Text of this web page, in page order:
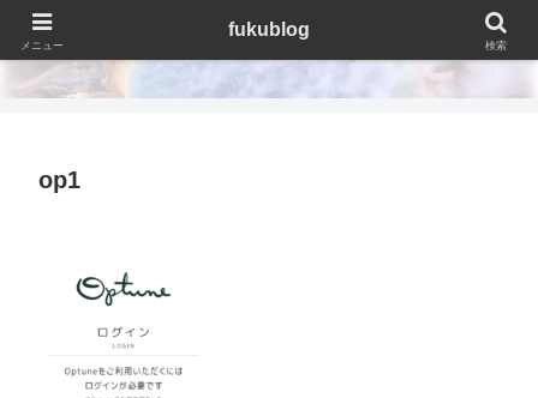
fukublog
op1
メニュー
fukublog
検索